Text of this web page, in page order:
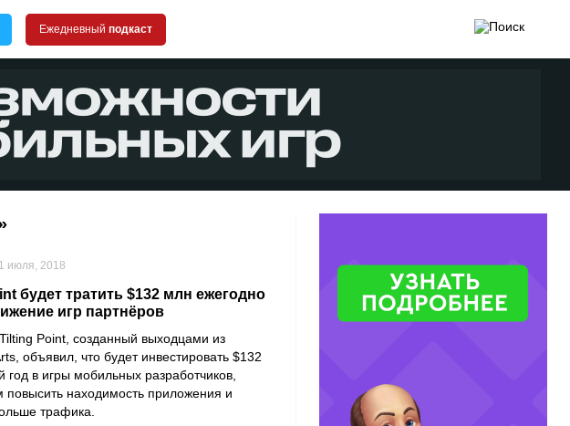
Ежедневный подкаст
июля, 2018
будет тратить $132 млн ежегодно
игр партнёров
Point, созданный выходцами из
объявил, что будет инвестировать $132
год в игры мобильных разработчиков,
повысить находимость приложения и
трафика.